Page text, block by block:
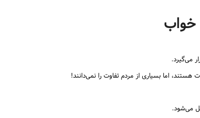
خواب
می‌گیرد.
اما بسیاری از مردم تفاوت را نمی‌دانند!
می‌شود.